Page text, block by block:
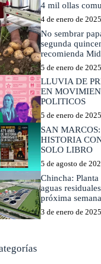
4 mil ollas
4 de enero de 2025
No sembrar
segunda
recomienda
5 de enero de 2025
LLUVIA DE
EN
POLITICOS
5 de enero de 2025
SAN
HISTORIA
SOLO LIBRO
5 de agosto de
Chincha:
aguas
próxima semana
3 de enero de 2025